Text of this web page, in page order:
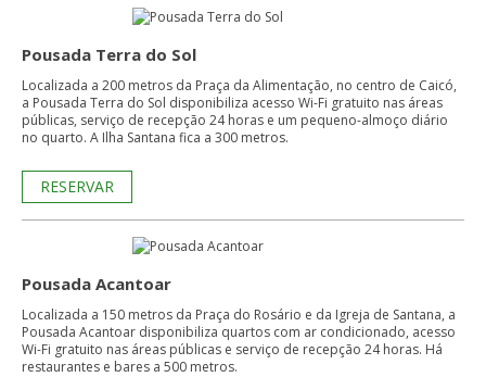
Pousada Terra do Sol
Localizada a 200 metros da Praça da Alimentação, no centro de Caicó,
a Pousada Terra do Sol disponibiliza acesso Wi-Fi gratuito nas áreas
públicas, serviço de recepção 24 horas e um pequeno-almoço diário
no quarto. A Ilha Santana fica a 300 metros.
RESERVAR
Pousada Acantoar
Localizada a 150 metros da Praça do Rosário e da Igreja de Santana, a
Pousada Acantoar disponibiliza quartos com ar condicionado, acesso
Wi-Fi gratuito nas áreas públicas e serviço de recepção 24 horas. Há
restaurantes e bares a 500 metros.